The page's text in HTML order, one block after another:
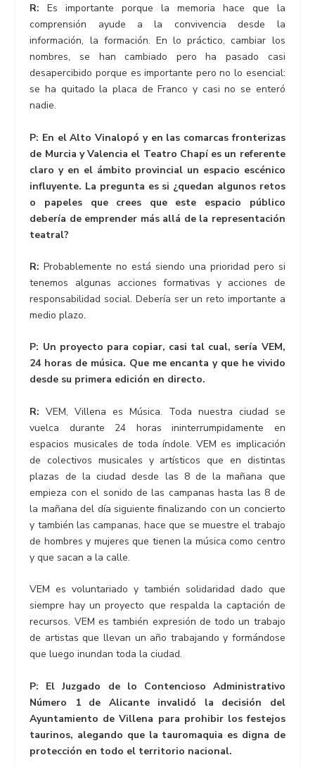
R:Es importante porque la memoria hace que la
comprensión ayude a la convivencia desde la
información, la formación. En lo práctico, cambiar los
nombres, se han cambiado pero ha pasado casi
desapercibido porque es importante pero no lo esencial:
se ha quitado la placa de Franco y casi no se enteró
nadie.
P: En el Alto Vinalopó y en las comarcas fronterizas
de Murcia y Valencia el Teatro Chapí es un referente
claro y en el ámbito provincial un espacio escénico
influyente. La pregunta es si ¿quedan algunos retos
o papeles que crees que este espacio público
debería de emprender más allá de la representación
teatral?
R: Probablemente no está siendo una prioridad pero si
tenemos algunas acciones formativas y acciones de
responsabilidad social. Debería ser un reto importante a
medio plazo.
P: Un proyecto para copiar, casi tal cual, sería VEM,
24 horas de música. Que me encanta y que he vivido
desde su primera edición en directo.
R:VEM, Villena es Música. Toda nuestra ciudad se
vuelca durante 24 horas ininterrumpidamente en
espacios musicales de toda índole. VEM es implicación
de colectivos musicales y artísticos que en distintas
plazas de la ciudad desde las 8 de la mañana que
empieza con el sonido de las campanas hasta las 8 de
la mañana del día siguiente finalizando con un concierto
y también las campanas, hace que se muestre el trabajo
de hombres y mujeres que tienen la música como centro
y que sacan a la calle.
VEM es voluntariado y también solidaridad dado que
siempre hay un proyecto que respalda la captación de
recursos. VEM es también expresión de todo un trabajo
de artistas que llevan un año trabajando y formándose
que luego inundan toda la ciudad.
P: El Juzgado de lo Contencioso Administrativo
Número 1 de Alicante invalidó la decisión del
Ayuntamiento de Villena para prohibir los festejos
taurinos, alegando que la tauromaquia es digna de
protección en todo el territorio nacional.